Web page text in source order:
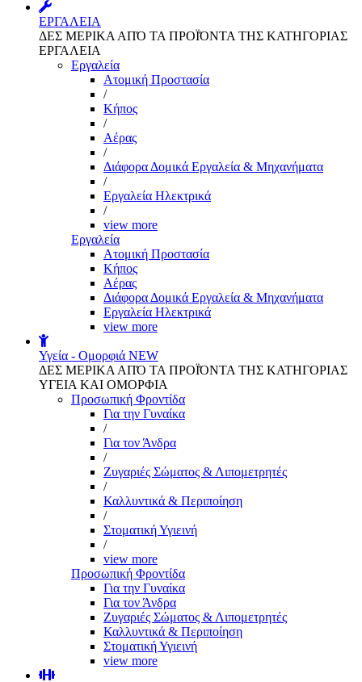
ΕΡΓΑΛΕΙΑ
ΔΕΣ ΜΕΡΙΚΑ ΑΠΌ ΤΑ ΠΡΟΪΌΝΤΑ ΤΗΣ ΚΑΤΗΓΟΡΙΑΣ
ΕΡΓΑΛΕΙΑ
Εργαλεία
Aτομική Προστασία
/
Kήπος
/
Αέρας
/
Διάφορα Δομικά Εργαλεία & Μηχανήματα
/
Εργαλεία Ηλεκτρικά
/
view more
Εργαλεία
Aτομική Προστασία
Kήπος
Αέρας
Διάφορα Δομικά Εργαλεία & Μηχανήματα
Εργαλεία Ηλεκτρικά
view more
Υγεία - Ομορφιά NEW
ΔΕΣ ΜΕΡΙΚΑ ΑΠΌ ΤΑ ΠΡΟΪΌΝΤΑ ΤΗΣ ΚΑΤΗΓΟΡΙΑΣ
ΥΓΕΙΑ ΚΑΙ ΟΜΟΡΦΙΑ
Προσωπική Φροντίδα
Για την Γυναίκα
/
Για τον Άνδρα
/
Ζυγαριές Σώματος & Λιπομετρητές
/
Καλλυντικά & Περιποίηση
/
Στοματική Υγιεινή
/
view more
Προσωπική Φροντίδα
Για την Γυναίκα
Για τον Άνδρα
Ζυγαριές Σώματος & Λιπομετρητές
Καλλυντικά & Περιποίηση
Στοματική Υγιεινή
view more